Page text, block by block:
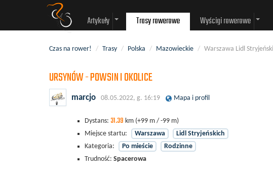
Artykuły Trasy rowerowe Wyścigi rowerowe
Czas na rower! / Trasy / Polska / Mazowieckie / Warszawa Lidl
URSYNÓW - POWSIN I OKOLICE
marcjo 08.05.2022, g. 16:19 Mapa i profil
Dystans: 31.39 km (+99 m / -99 m)
Miejsce startu:
Warszawa
Lidl Stryjeńskich
Kategoria:
Po mieście
Rodzinne
Trudność: Spacerowa